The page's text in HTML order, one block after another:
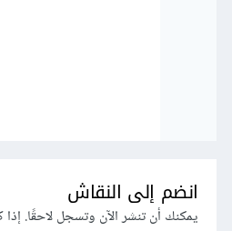
انضم إلى النقاش
يمكنك أن تنشر الآن وتسجل لاحقًا.